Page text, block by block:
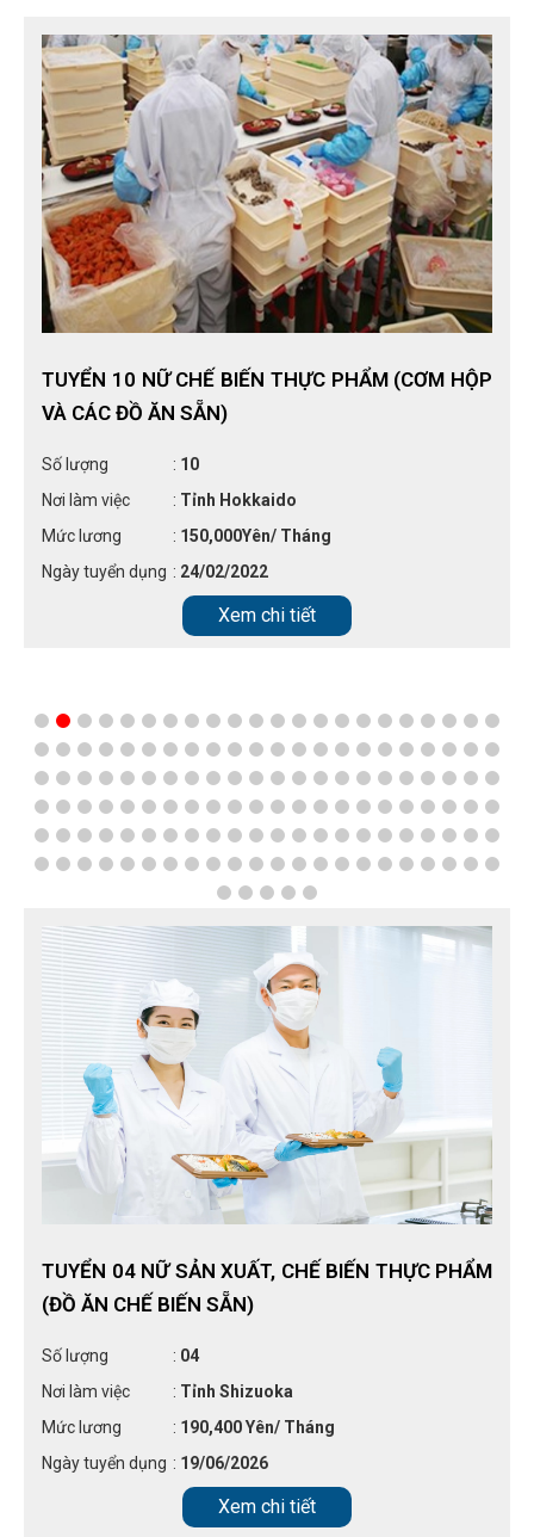
TUYỂN 10 NỮ CHẾ BIẾN THỰC PHẨM (CƠM HỘP
VÀ CÁC ĐỒ ĂN SẴN)
Số lượng : 10
Nơi làm việc
: Tỉnh Hokkaido
Mức lương
: 150,000Yên/ Tháng
Ngày tuyển dụng : 24/02/2022
Xem chi tiết
TUYỂN 04 NỮ SẢN XUẤT, CHẾ BIẾN THỰC PHẨM
(ĐỒ ĂN CHẾ BIẾN SẴN)
Số lượng : 04
Nơi làm việc
: Tỉnh Shizuoka
Mức lương
: 190,400 Yên/ Tháng
Ngày tuyển dụng : 19/06/2026
Xem chi tiết